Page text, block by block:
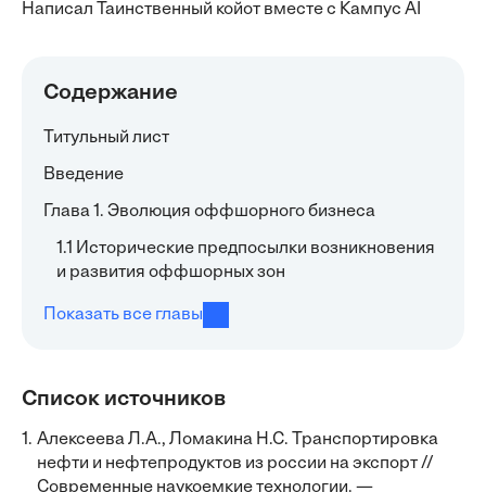
Написал Таинственный койот вместе с Кампус AI
Содержание
Титульный лист
Введение
Глава 1. Эволюция оффшорного бизнеса
1.1 Исторические предпосылки возникновения
и развития оффшорных зон
Показать все главы
Список источников
1. Алексеева Л.А., Ломакина Н.С. Транспортировка
нефти и нефтепродуктов из россии на экспорт //
Современные наукоемкие технологии. —